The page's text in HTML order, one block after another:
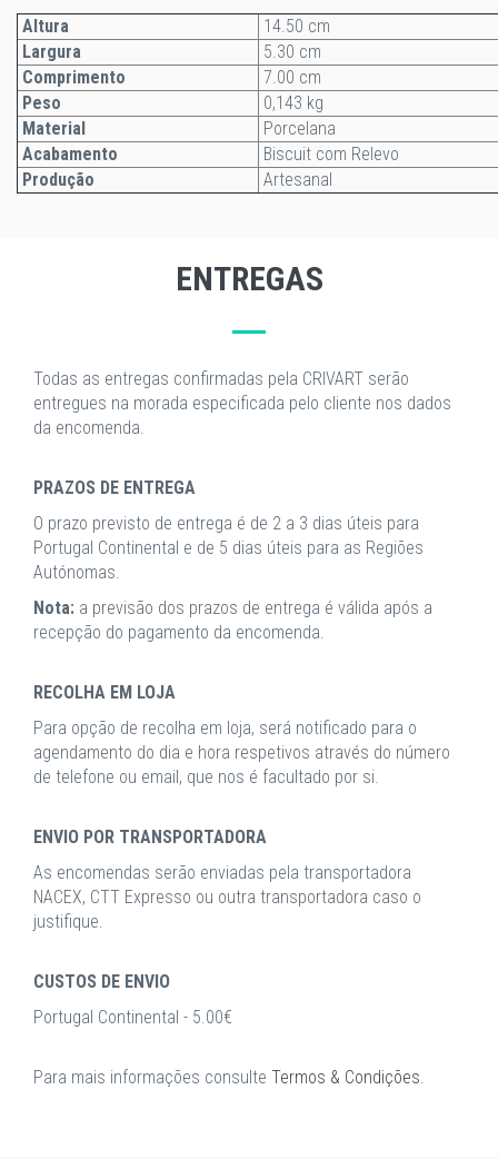
Altura
14.50 cm
Largura
5.30 cm
Comprimento
7.00 cm
Peso
0,143 kg
Material
Porcelana
Acabamento
Biscuit com Relevo
Produção
Artesanal
ENTREGAS
Todas as entregas confirmadas pela CRIVART serão
entregues na morada especificada pelo cliente nos dados
da encomenda.
PRAZOS DE ENTREGA
O prazo previsto de entrega é de 2 a 3 dias úteis para
Portugal Continental e de 5 dias úteis para as Regiões
Autónomas.
Nota: a previsão dos prazos de entrega é válida após a
recepção do pagamento da encomenda.
RECOLHA EM LOJA
Para opção de recolha em loja, será notificado para o
agendamento do dia e hora respetivos através do número
de telefone ou email, que nos é facultado por si.
ENVIO POR TRANSPORTADORA
As encomendas serão enviadas pela transportadora
NACEX, CTT Expresso ou outra transportadora caso o
justifique.
CUSTOS DE ENVIO
Portugal Continental - 5.00€
Para mais informações consulte Termos & Condições.